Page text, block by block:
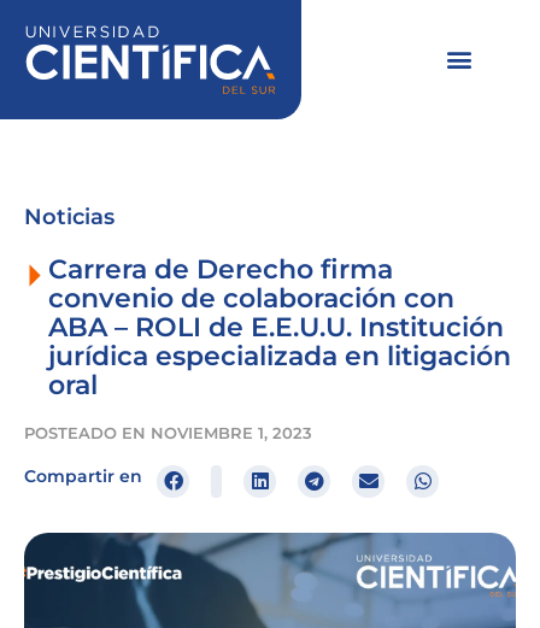
contenido
Noticias
Carrera de Derecho firma
convenio de colaboración con
ABA – ROLI de E.E.U.U. Institución
jurídica especializada en litigación
oral
POSTEADO EN NOVIEMBRE 1, 2023
Compartir en